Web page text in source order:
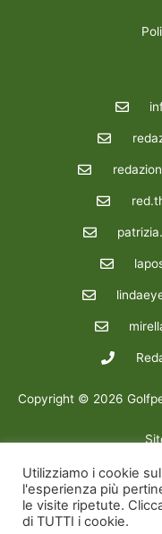
Copyright © 2026
Utilizziamo i cookie
l'esperienza più
le visite ripetute.
di TUTTI i cookie.